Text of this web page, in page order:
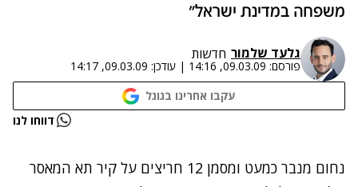
משפחה במדינת ישראל"
גלעד שלמור חדשות
פורסם: 09.03.09, 14:16
| עודכן: 09.03.09, 14:17
עקבו אחרינו בגוגל
נתקלנו בבעיה דווחו לנו
נחום מנבר כמעט ומסמן 12 חריצים על קיר תא המאסר